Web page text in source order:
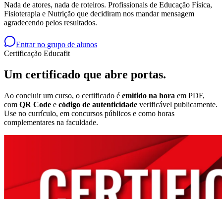
Nada de atores, nada de roteiros. Profissionais de Educação Física,
Fisioterapia e Nutrição que decidiram nos mandar mensagem
agradecendo pelos resultados.
Entrar no grupo de alunos
Certificação Educafit
Um certificado que abre portas.
Ao concluir um curso, o certificado é emitido na hora em PDF,
com QR Code e código de autenticidade verificável publicamente.
Use no currículo, em concursos públicos e como horas
complementares na faculdade.